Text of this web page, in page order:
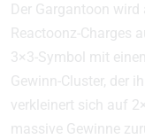
Der Gargantoon
Reactoonz-Charges
3×3-Symbol mit
Gewinn-Cluster, der
verkleinert sich auf
massive Gewinne